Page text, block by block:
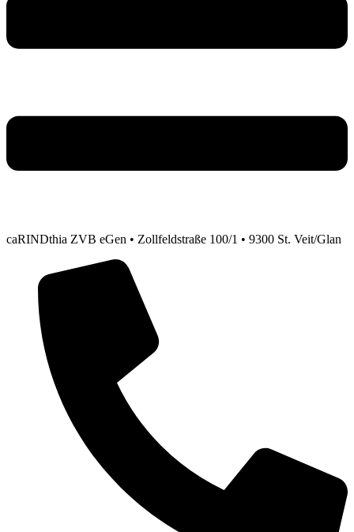
caRINDthia ZVB eGen • Zollfeldstraße 100/1 • 9300 St. Veit/Glan